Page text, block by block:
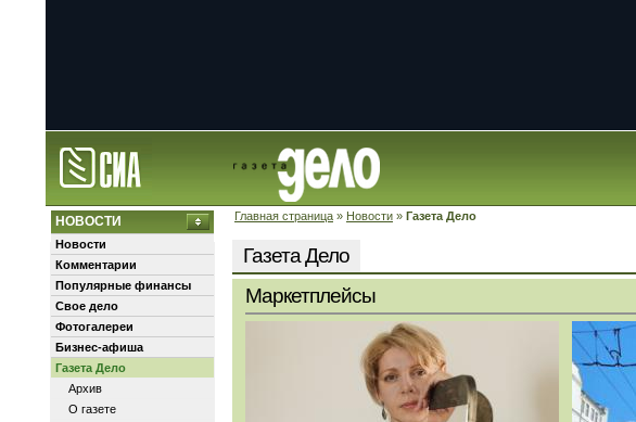
Главная страница » Новости » Газета Дело
НОВОСТИ
Новости
Комментарии
Популярные финансы
Свое дело
Фотогалереи
Бизнес-афиша
Газета Дело
Архив
О газете
Газета Дело
Маркетплейсы